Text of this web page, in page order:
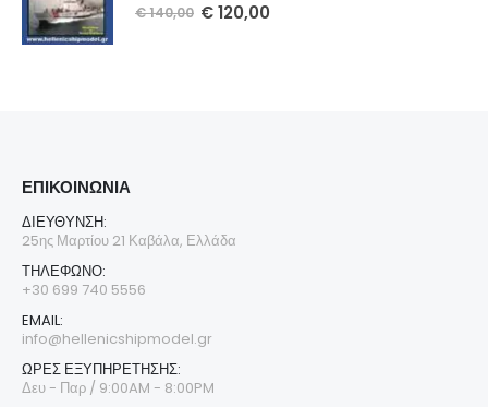
€140,00 €120,00
ΕΠΙΚΟΙΝΩΝΊΑ
ΔΙΕΎΘΥΝΣΗ:
25ης Μαρτίου 21 Καβάλα, Ελλάδα
ΤΗΛΈΦΩΝΟ:
+30 699 740 5556
EMAIL:
info@hellenicshipmodel.gr
ΩΡΕΣ ΕΞΥΠΗΡΕΤΗΣΗΣ:
Δευ - Παρ / 9:00AM - 8:00PM